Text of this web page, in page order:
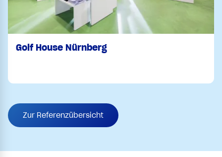
Golf House Nürnberg
Zur Referenzübersicht